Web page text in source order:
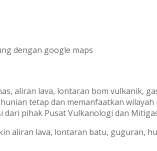
dengan google maps
aliran lava, lontaran bom vulkanik,
tetap dan memanfaatkan
pihak Pusat Vulkanologi dan
aliran lava, lontaran batu, guguran,